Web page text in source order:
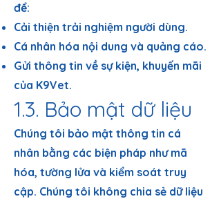
để:
Cải thiện trải nghiệm người dùng.
Cá nhân hóa nội dung và quảng cáo.
Gửi thông tin về sự kiện, khuyến mãi
của K9Vet.
1.3. Bảo mật dữ liệu
Chúng tôi bảo mật thông tin cá
nhân bằng các biện pháp như mã
hóa, tường lửa và kiểm soát truy
cập. Chúng tôi không chia sẻ dữ liệu